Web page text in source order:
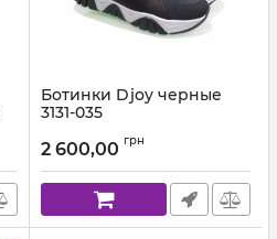
Ботинки Djoy черные
3131-035
2 600,00 грн